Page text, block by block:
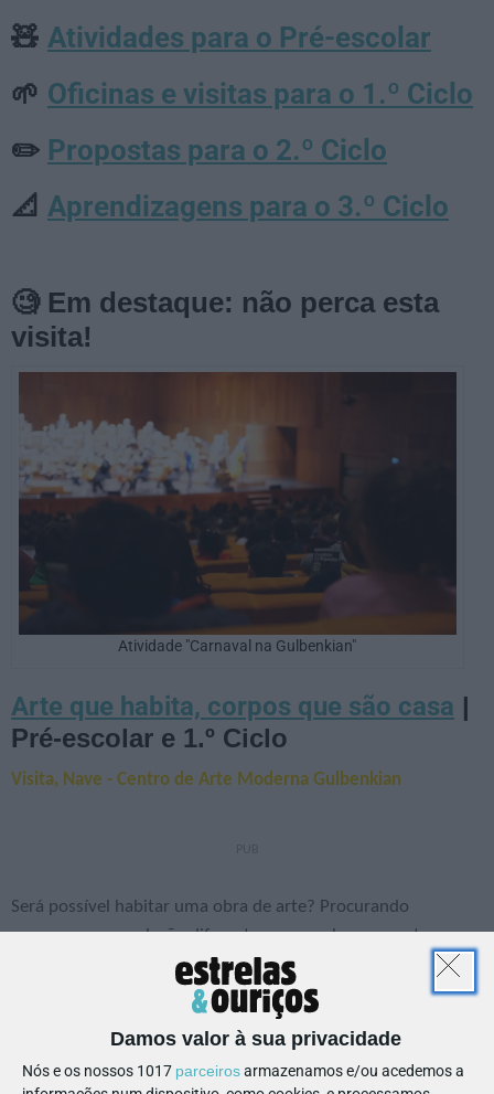
Damos valor à sua privacidade
Nós e os nossos 1017 parceirosarmazenamos e/ou acedemos a
🧸 Atividades para o Pré-escolar
🌱 Oficinas e visitas para o 1.º Ciclo
✏️ Propostas para o 2.º Ciclo
📐 Aprendizagens para o 3.º Ciclo
🧐 Em destaque: não perca esta
visita!
Atividade "Carnaval na Gulbenkian"
Arte que habita, corpos que são casa
Pré-escolar e 1.º Ciclo
Visita, Nave - Centro de Arte Moderna Gulbenkian
Será possível habitar uma obra de arte? Procurando
promover uma relação diferente com as obras expostas e
com o próprio espaço expositivo esta visita incide sobre a
exposição Habitar a Contradição de Carlos Bunga usando o
corpo, o movimento, e a expressão corporal como
ferramentas para a leitura e a interpretação dos objetos
artísticos.